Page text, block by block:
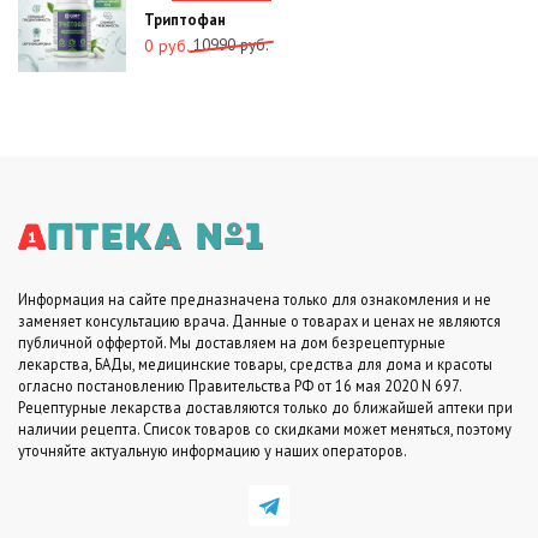
руб..
Триптофан
10990руб.
Первоначальная
0 руб.
Текущая
Информация на сайте предназначена только для ознакомления и не
заменяет консультацию врача. Данные о товарах и ценах не являются
публичной оффертой. Мы доставляем на дом безрецептурные
лекарства, БАДы, медицинские товары, средства для дома и красоты
огласно постановлению Правительства РФ от 16 мая 2020 N 697.
Рецептурные лекарства доставляются только до ближайшей аптеки при
наличии рецепта. Список товаров со скидками может меняться, поэтому
уточняйте актуальную информацию у наших операторов.